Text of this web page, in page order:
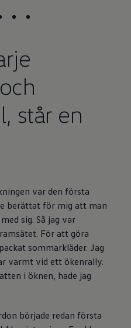
står en
var den första
berättat för mig att man
sig. Så jag var
För att göra
sommarkläder. Jag
varmt vid ett ökenrally.
i öknen, hade jag
började redan första